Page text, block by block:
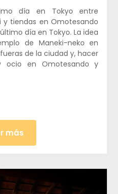
día en Tokyo entre
y tiendas en Omotesando
día en Tokyo. La idea
de Maneki-neko en
de la ciudad y, hacer
en Omotesando y
más